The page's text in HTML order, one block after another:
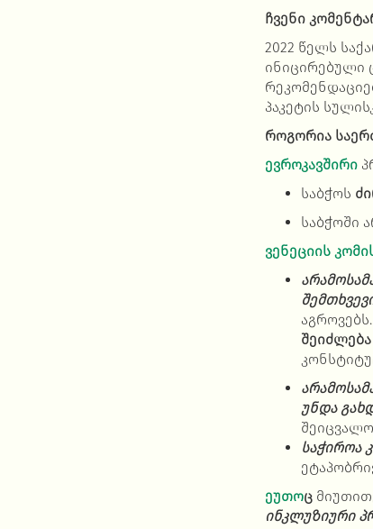
ჩვენი
2022 წელს
ინიცირებული
პაკეტის
როგორია
ევროკავშირი
საბჭოს
საბჭოში
ვენეციის
შეიძლება
უნდა
საჭიროა
ეუთოც
ინკლუზიური